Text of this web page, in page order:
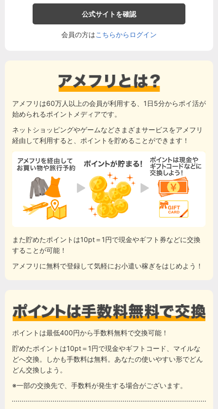
公式サイトを確認
会員の方はこちらからログイン
アメフリは60万人以上の会員が利用する、1日5分からポイ活が
始められるポイントメディアです。
ネットショッピングやゲームなどさまざまサービスをアメフリ
経由して利用すると、ポイントを貯めることができます！
また貯めたポイントは10pt＝1円で現金やギフト券などに交換
することが可能！
アメフリに無料で登録して気軽にお小遣い稼ぎをはじめよう！
ポイントは最低400円から手数料無料で交換可能！
貯めたポイントは10pt＝1円で現金やギフトコード、マイルな
どへ交換。しかも手数料は無料。あなたの使いやすい形でどん
どん交換しよう。
※一部の交換先で、手数料が発生する場合がございます。